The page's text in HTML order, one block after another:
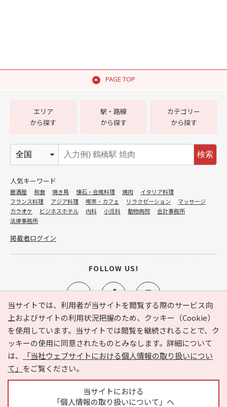
PAGE TOP
当サイトでは、利用者が当サイトを閲覧する際のサービス向
上およびサイトの利用状況把握のため、クッキー（Cookie）
を使用しています。当サイトでは閲覧を継続されることで、ク
ッキーの使用に同意されたものとみなします。詳細について
は、
「当社ウェブサイトにおける個人情報の取り扱いについ
て」 をご覧ください。
当サイトにおける
「個人情報の取り扱いについて」へ
e-NAVITA（イーナビタ）とは？ お気に入り
ヘルプ
利用規約
個人情報の取り扱いについて
運営会社
サイトマップ
広告掲載に関するお問い合わせ
エリア
から探す
駅・路線
から探す
カテゴリー
から探す
検索
人気キーワード
居酒屋 和食 焼き鳥 懐石・会席料理 焼肉
イタリア料理
フランス料理
アジア料理 喫茶・カフェ リラクゼーション
マッサージ
カラオケ
ビジネスホテル 内科 小児科 動物病院
会計事務所
法律事務所
掲載者ログイン
FOLLOW US!